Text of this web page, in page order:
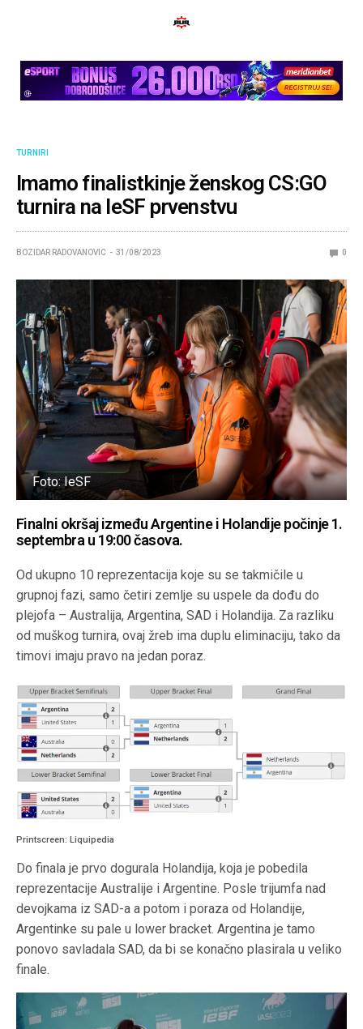
TURNIRI
Imamo finalistkinje ženskog CS:GO
turnira na IeSF prvenstvu
BOZIDAR RADOVANOVIC 31/08/2023 0
Foto: IeSF
Finalni okršaj između Argentine i Holandije počinje 1.
septembra u 19:00 časova.
Od ukupno 10 reprezentacija koje su se takmičile u
grupnoj fazi, samo četiri zemlje su uspele da dođu do
plejofa – Australija, Argentina, SAD i Holandija. Za razliku
od muškog turnira, ovaj žreb ima duplu eliminaciju, tako da
timovi imaju pravo na jedan poraz.
Printscreen: Liquipedia
Do finala je prvo dogurala Holandija, koja je pobedila
reprezentacije Australije i Argentine. Posle trijumfa nad
devojkama iz SAD-a a potom i poraza od Holandije,
Argentinke su pale u lower bracket. Argentina je tamo
ponovo savladala SAD, da bi se konačno plasirala u veliko
finale.